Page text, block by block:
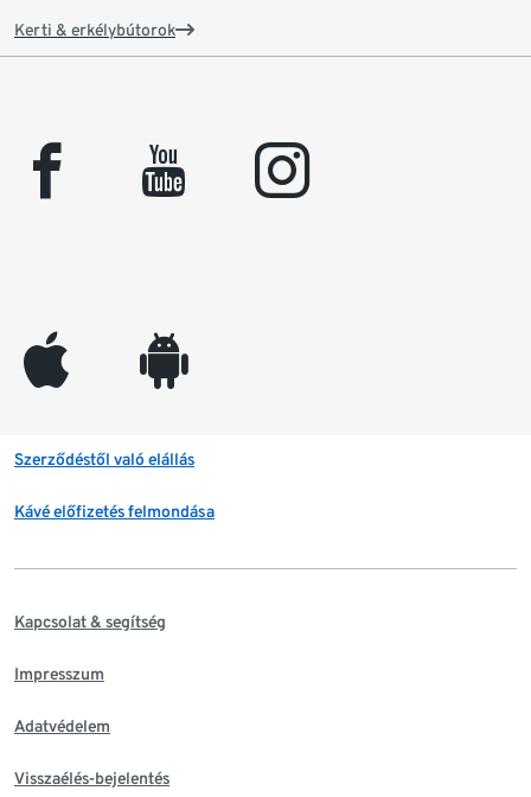
Kerti & erkélybútorok
facebook youtube instagram
appleinc android
Szerződéstől való elállás
Kávé előfizetés felmondása
Kapcsolat & segítség
Impresszum
Adatvédelem
Visszaélés-bejelentés